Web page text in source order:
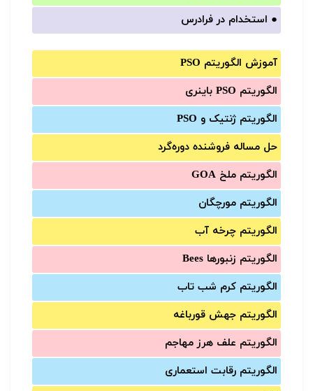
● استخدام در فرادرس
آموزش الگوریتم PSO
الگوریتم PSO باینری
الگوریتم ژنتیک و PSO
حل مساله فروشنده دوره‌گرد
الگوریتم ملخ GOA
الگوریتم مورچگان
الگوریتم چرخه آب
الگوریتم زنبورها Bees
الگوریتم کرم شب تاب
الگوریتم جهش قورباغه
الگوریتم علف هرز مهاجم
الگوریتم رقابت استعماری